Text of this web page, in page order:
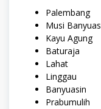
Palembang
Musi
Kayu Agung
Baturaja
Lahat
Linggau
Banyuasin
Prabumulih